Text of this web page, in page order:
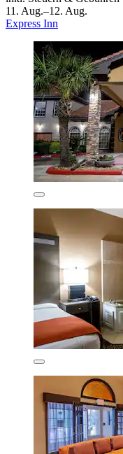
11. Aug.–12. Aug.
Express Inn